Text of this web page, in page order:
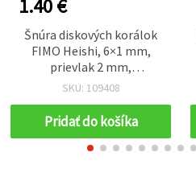
1.40 €
Šnúra diskových korálok
FIMO Heishi, 6×1 mm,
prievlak 2 mm,
cyklámenová so zlatým
SKU: 109408
Pridať do košíka